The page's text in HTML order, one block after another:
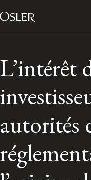
Passer au contenu
Main
L’intérêt
autorités